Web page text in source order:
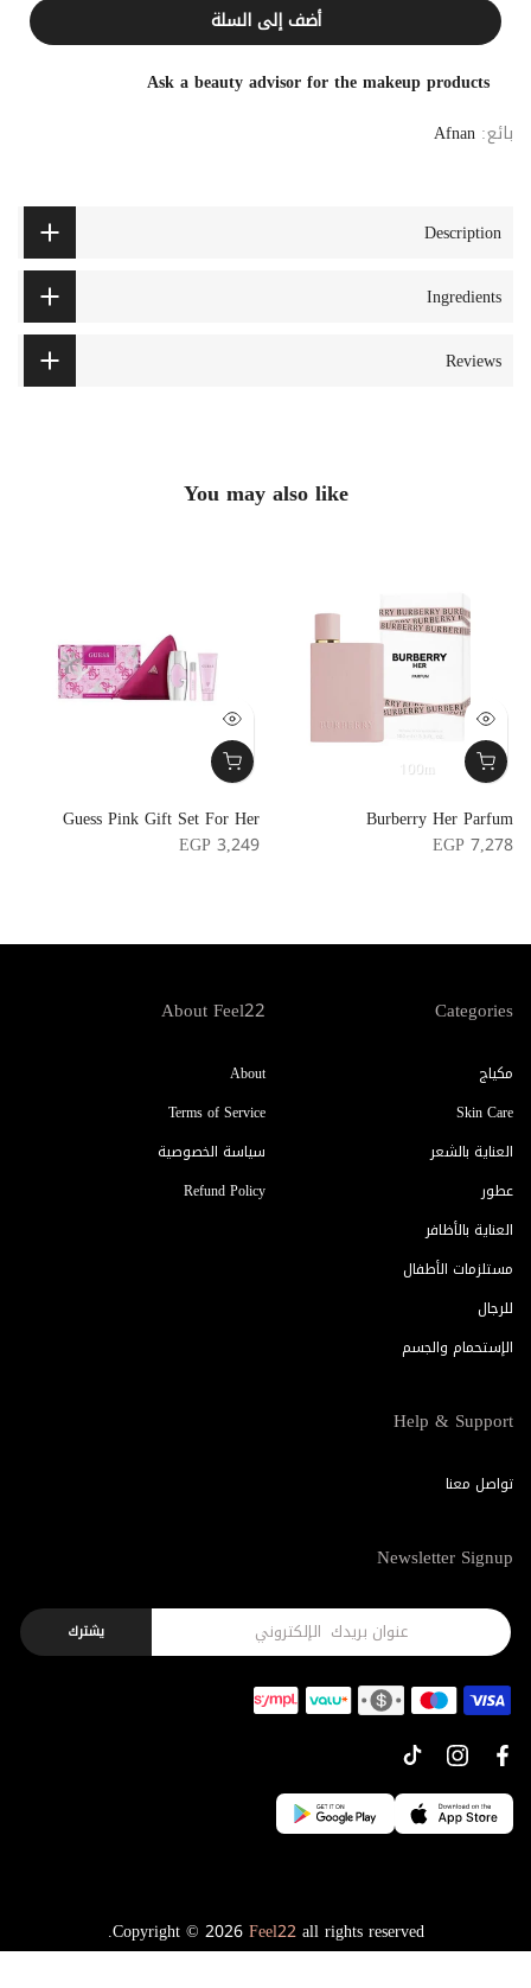
أضف إلى السلة
Ask a beauty advisor for the makeup products
بائع: Afnan
Description
Ingredients
Reviews
You may also like
Guess Pink Gift Set For Her
EGP 3,249
100m
Burberry Her Parfum
EGP 7,278
Categories
مكياج
Skin Care
العناية بالشعر
عطور
العناية بالأظافر
مستلزمات الأطفال
للرجال
الإستحمام والجسم
About Feel22
About
Terms of Service
سياسة الخصوصية
Refund Policy
Help & Support
تواصل معنا
Newsletter Signup
يشترك
Copyright © 2026Feel22all rights reserved.